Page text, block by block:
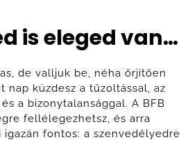
is eleged van…
de valljuk be, néha őrjítően
nap küzdesz a tűzoltással, az
a bizonytalansággal. A BFB
fellélegezhetsz, és arra
igazán fontos: a szenvedélyedre